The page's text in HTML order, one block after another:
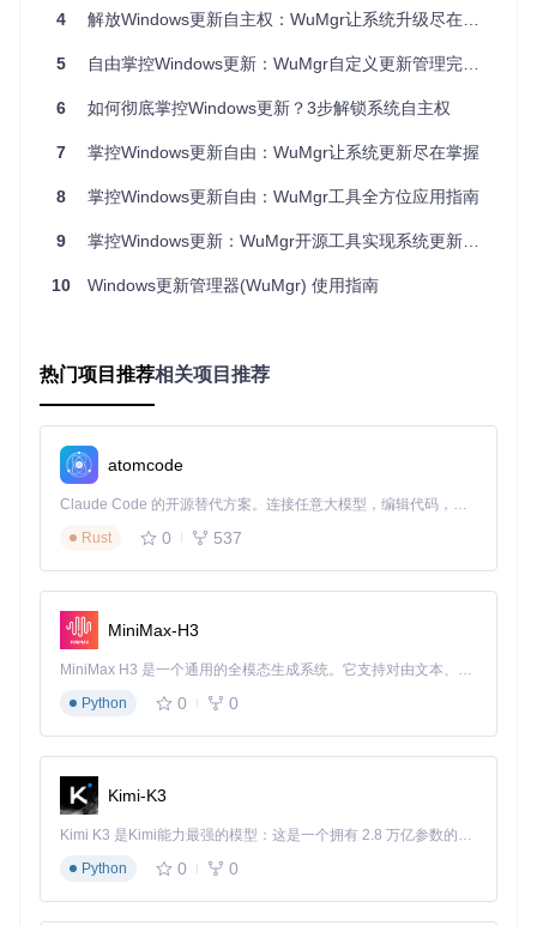
差不超过2分钟。
核心解决方案：WuMgr四大创新功能解析
定制更新规则：3步实现智能筛选
设置筛选条件：勾选"仅安全更新"和"驱动程序更新"选项
统自带工具提升60%的更新管理效率。用户可以根据自己的需
掌控更新时机：灵活调度功能详解
间。基础用法是设置每日或每周的固定检查时间；扩展技巧包
括设置网络类型触发（如仅在连接家庭WiFi时检查更新）；注
意事项是确保设置的时间点系统处于开机状态，否则计划任务
将无法执行。
优化更新体验：静默安装与重启管理
对于不需要重启的更新，WuMgr支持后台静默安装，用户甚至
择"延迟重启"，系统会在指定时间（如2小时后）或下次关机时
执行重启，避免工作被突然打断。
深度系统集成：Windows Update服务管理
WuMgr通过
智能管理Windows Update相关服务。当需要检查更新时自动
用。这一功能特别适合配置较低的电脑，能显著提升系统运行
流畅度。
价值呈现：为什么选择WuMgr而非系统自带工
具
WuMgr相比系统自带的更新工具，提供了三个核心价值：更高
4 解放Windows更新自主权：WuMgr让系统升级尽在掌控
5 自由掌控Windows更新：WuMgr自定义更新管理完全指南
6 如何彻底掌控Windows更新？3步解锁系统自主权
7 掌控Windows更新自由：WuMgr让系统更新尽在掌握
8 掌控Windows更新自由：WuMgr工具全方位应用指南
9 掌控Windows更新：WuMgr开源工具实现系统更新自由管理
10 Windows更新管理器(WuMgr) 使用指南
热门项目推荐相关项目推荐
atomcode
Claude Code 的开源替代方案。连接任意大模型，编辑代码，运行命令，自动验证 — 全自动执行。用 Rust 构建，极致性能。 ｜ An open-source alternative to Claude Code. Connect any LLM, edit code, run commands, and verify changes — autonomously. Built in Rust for speed. Get Started
Rust
0 537
MiniMax-H3
MiniMax H3 是一个通用的全模态生成系统。它支持对由文本、图像、视频和音频组成的多模态上下文进行统一理解，并能生成分辨率高达 2K、时长可达 15 秒的带原生立体声音频的视频。得益于面向任务泛化的系统设计，H3 在预训练阶段就已具备广泛的多模态上下文理解与生成能力，能够出色地执行复杂的多模态指令。
Python
0 0
Kimi-K3
Kimi K3 是Kimi能力最强的模型：这是一个拥有 2.8 万亿参数的混合专家（MoE）模型，具备原生视觉理解能力，并支持 100 万 token 的上下文窗口。
Python
0 0